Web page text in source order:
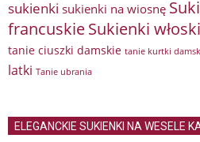
sukienki sukienki na wiosnę
francuskieSukienki
tanie ciuszki damskie tanie kurtki
latki Tanie ubrania
ELEGANCKIE SUKIENKI NA WESELE